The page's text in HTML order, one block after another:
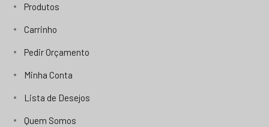
Produtos
Carrinho
Pedir Orçamento
Minha Conta
Lista de Desejos
Quem Somos